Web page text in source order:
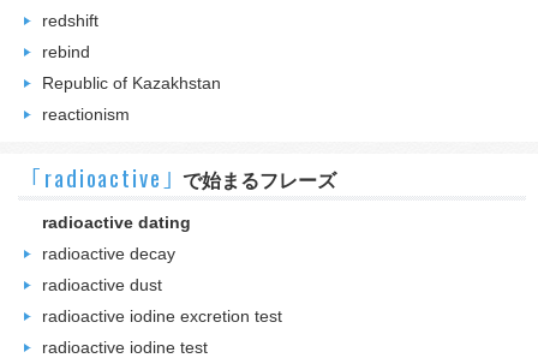
redshift
rebind
Republic of Kazakhstan
reactionism
｢radioactive｣ で始まるフレーズ
radioactive dating
radioactive decay
radioactive dust
radioactive iodine excretion test
radioactive iodine test